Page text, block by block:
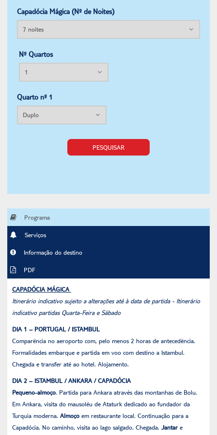
Capadócia Mágica (Nº de Noites)
Nº Quartos
Quarto nº 1
PESQUISAR
Programa
Serviços
Informação do destino
PDF
CAPADÓCIA MÁGICA
Itinerário indicativo sujeito a alterações até à data de partida - Itinerário
indicativo partidas Quarta-Feira e Sábado
DIA 1 – PORTUGAL / ISTAMBUL
Comparência no aeroporto com, pelo menos 2 horas de antecedência.
Formalidades embarque e partida em voo com destino a Istambul.
Chegada e transfer até ao hotel. Alojamento.
DIA 2 – ISTAMBUL / ANKARA / CAPADÓCIA
Pequeno-almoço. Partida para Ankara através das montanhas de Bolu.
Em Ankara, visita do mausoléu de Ataturk dedicado ao fundador da
Turquia moderna. Almoço em restaurante local. Continuação para a
Capadócia. No caminho, visita ao lago salgado. Chegada. Jantare